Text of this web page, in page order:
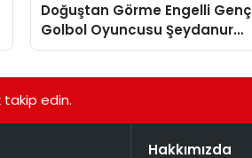
Doğuştan Görme Engelli Genç
Golbol Oyuncusu Şeydanur
Kaplan’ın Başarı Hikayesi
takip edin.
Hakkımızda